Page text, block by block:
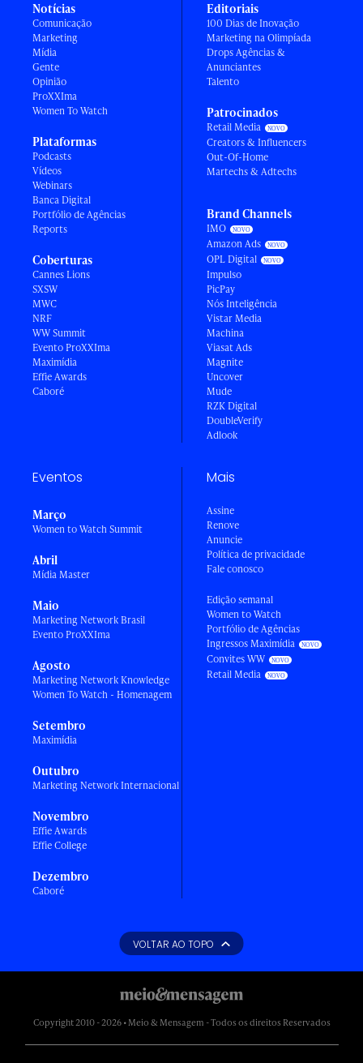
Notícias
Comunicação
Marketing
Mídia
Gente
Opinião
ProXXIma
Women To Watch
Plataformas
Podcasts
Vídeos
Webinars
Banca Digital
Portfólio de Agências
Reports
Coberturas
Cannes Lions
SXSW
MWC
NRF
WW Summit
Evento ProXXIma
Maximídia
Effie Awards
Caboré
Editoriais
100 Dias de Inovação
Marketing na Olimpíada
Drops Agências &
Anunciantes
Talento
Patrocinados
Retail Media
Creators & Influencers
Out-Of-Home
Martechs & Adtechs
Brand Channels
IMO
Amazon Ads
OPL Digital
Impulso
PicPay
Nós Inteligência
Vistar Media
Machina
Viasat Ads
Magnite
Uncover
Mude
RZK Digital
DoubleVerify
Adlook
Eventos
Março
Women to Watch Summit
Abril
Mídia Master
Maio
Marketing Network Brasil
Evento ProXXIma
Agosto
Marketing Network Knowledge
Women To Watch - Homenagem
Setembro
Maximídia
Outubro
Marketing Network Internacional
Novembro
Effie Awards
Effie College
Dezembro
Caboré
Mais
Assine
Renove
Anuncie
Política de privacidade
Fale conosco
Edição semanal
Women to Watch
Portfólio de Agências
Ingressos Maximídia
Convites WW
Retail Media
VOLTAR AO TOPO
Copyright 2010 - 2026 • Meio & Mensagem - Todos os direitos Reservados